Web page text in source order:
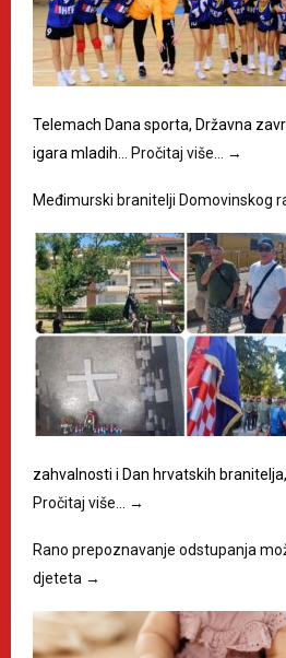
Telemach Dana sporta, Državna
igara mladih…
Pročitaj više… →
Međimurski branitelji Domovinskog
zahvalnosti i Dan hrvatskih branitelja,
Pročitaj više…
→
Rano prepoznavanje odstupanja
djeteta →